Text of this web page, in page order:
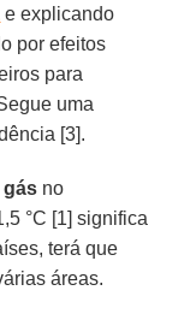
e explicando
por efeitos
para
uma
[3].
gás no
°C [1] significa
terá que
áreas.